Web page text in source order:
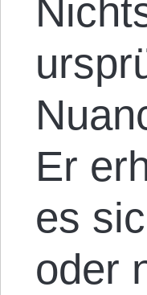
Er
es
oder